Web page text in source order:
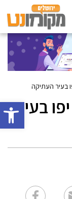
פתח
בעיר העתיקה
בעיר